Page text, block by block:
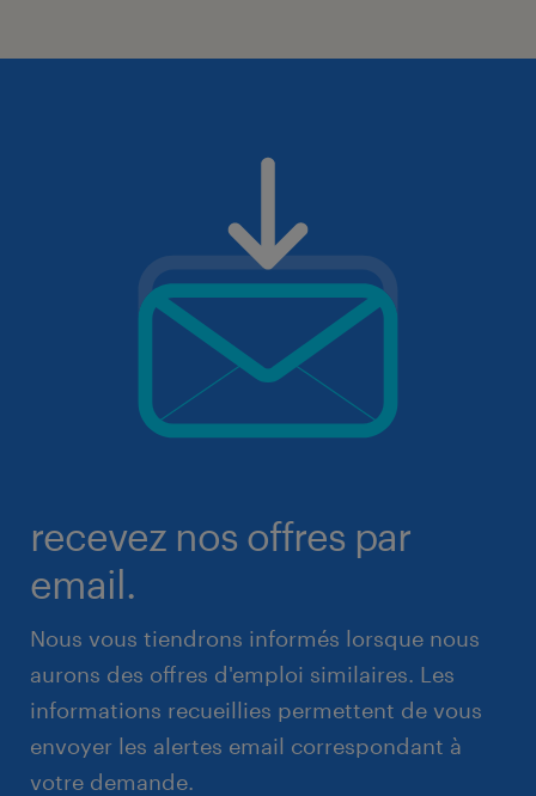
recevez nos offres par
email.
Nous vous tiendrons informés lorsque nous
aurons des offres d'emploi similaires. Les
informations recueillies permettent de vous
envoyer les alertes email correspondant à
votre demande.